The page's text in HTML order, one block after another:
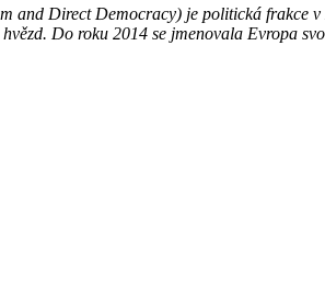
and Direct Democracy) je politická frakce v
Do roku 2014 se jmenovala Evropa